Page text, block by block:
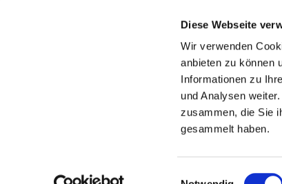
Diese Webseite
Wir verwenden
anbieten zu können
Informationen zu
und Analysen
zusammen, die Sie
gesammelt haben.
Einwilligungsauswahl